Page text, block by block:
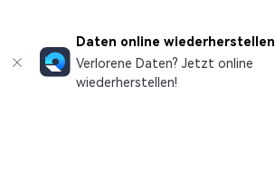
Daten online wiederherstellen
Verlorene Daten? Jetzt online
wiederherstellen!